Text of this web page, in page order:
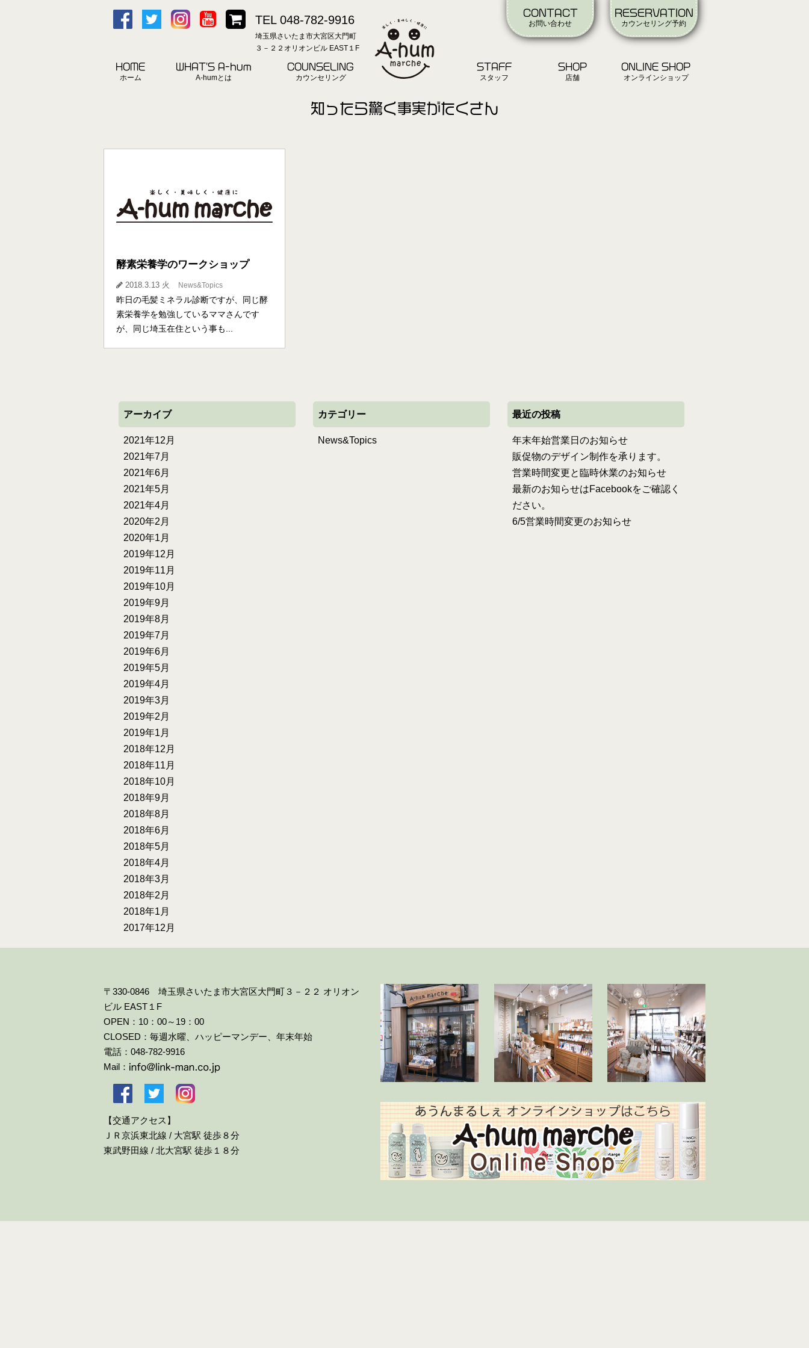
TEL 048-782-9916
埼玉県さいたま市大宮区大門町
３－２２オリオンビル EAST１F
CONTACT
お問い合わせ
RESERVATION
カウンセリング予約
HOME
ホーム
WHAT'S A-hum
A-humとは
COUNSELING
カウンセリング
STAFF
スタッフ
SHOP
店舗
ONLINE SHOP
オンラインショップ
知ったら驚く事実がたくさん
酵素栄養学のワークショップ
2018.3.13 火 News&Topics
昨日の毛髪ミネラル診断ですが、同じ酵
素栄養学を勉強しているママさんです
が、同じ埼玉在住という事も...
アーカイブ
2021年12月
2021年7月
2021年6月
2021年5月
2021年4月
2020年2月
2020年1月
2019年12月
2019年11月
2019年10月
2019年9月
2019年8月
2019年7月
2019年6月
2019年5月
2019年4月
2019年3月
2019年2月
2019年1月
2018年12月
2018年11月
2018年10月
2018年9月
2018年8月
2018年6月
2018年5月
2018年4月
2018年3月
2018年2月
2018年1月
2017年12月
カテゴリー
News&Topics
最近の投稿
年末年始営業日のお知らせ
販促物のデザイン制作を承ります。
営業時間変更と臨時休業のお知らせ
最新のお知らせはFacebookをご確認く
ださい。
6/5営業時間変更のお知らせ
〒330-0846 埼玉県さいたま市大宮区大門町３－２２ オリオン
ビル EAST１F
OPEN：10：00～19：00
CLOSED：毎週水曜、ハッピーマンデー、年末年始
電話：048-782-9916
Mail：
【交通アクセス】
ＪＲ京浜東北線 / 大宮駅 徒歩８分
東武野田線 / 北大宮駅 徒歩１８分